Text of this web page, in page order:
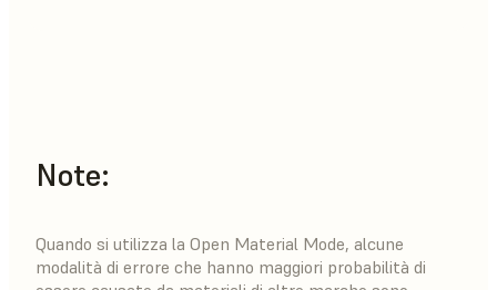
Note:
Quando si utilizza la Open Material Mode, alcune
modalità di errore che hanno maggiori probabilità di